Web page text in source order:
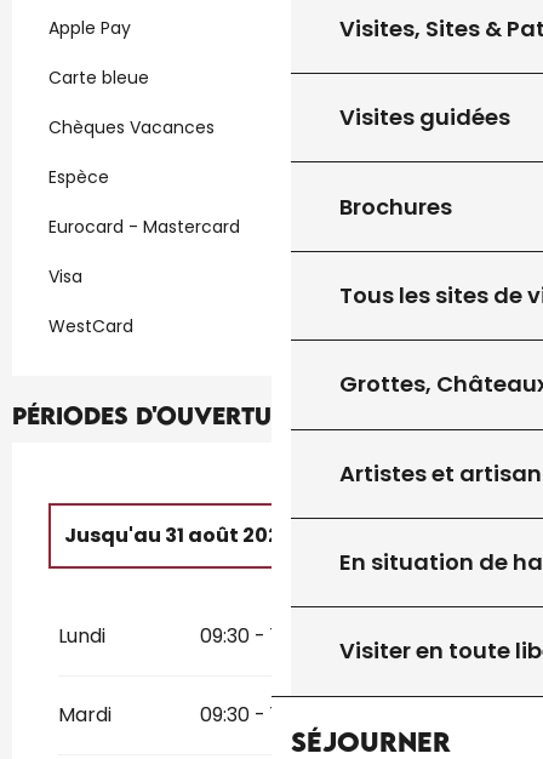
Visites, Sites &
Visites guidées
Brochures
Tous les sites de
Grottes,
Artistes et
En situation de
Visiter en toute
Séjourner
Apple Pay
Carte bleue
Chèques Vacances
Espèce
Eurocard - Mastercard
Visa
WestCard
Périodes d'ouverture
3 mai 2026
Du8 mai 2026au10 mai 2026
Jusqu'au 31 août 2026
Lundi 09:30 - 19:30
Mardi 09:30 - 19:30